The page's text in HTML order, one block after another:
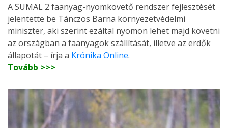
A SUMAL 2 faanyag-nyomkövető rendszer fejlesztését
jelentette be Tánczos Barna környezetvédelmi
miniszter, aki szerint ezáltal nyomon lehet majd követni
az országban a faanyagok szállítását, illetve az erdők
állapotát – írja a Krónika Online.
Tovább >>>